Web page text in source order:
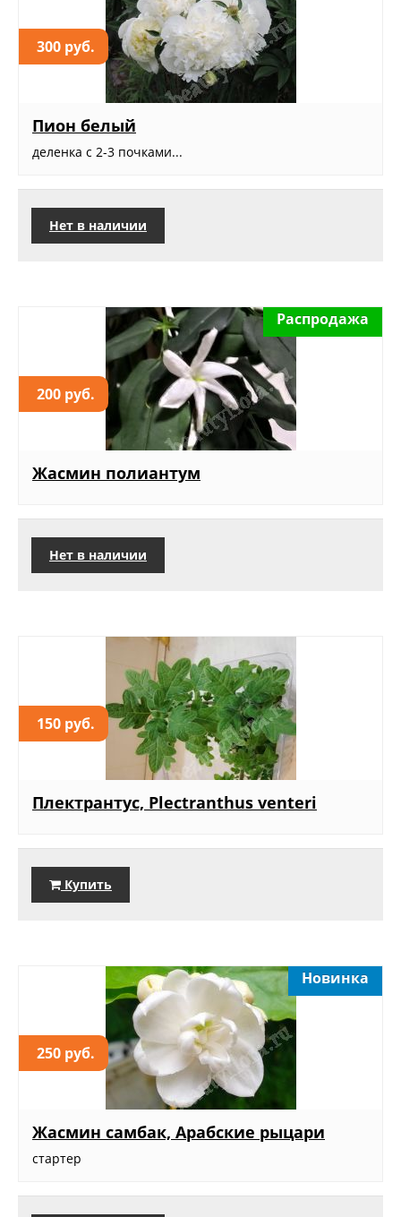
300 руб.
Пион белый
деленка с 2-3 почками...
Нет в наличии
200 руб.
Распродажа
Жасмин полиантум
Нет в наличии
150 руб.
Плектрантус, Plectranthus venteri
Купить
250 руб.
Новинка
Жасмин самбак, Арабские рыцари
стартер